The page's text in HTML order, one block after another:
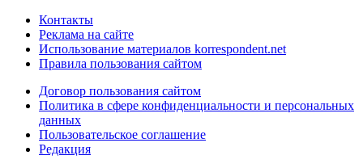
Контакты
Реклама на сайте
Использование материалов korrespondent.net
Правила пользования сайтом
Договор пользования сайтом
Политика в сфере конфиденциальности и персональных
данных
Пользовательское соглашение
Редакция